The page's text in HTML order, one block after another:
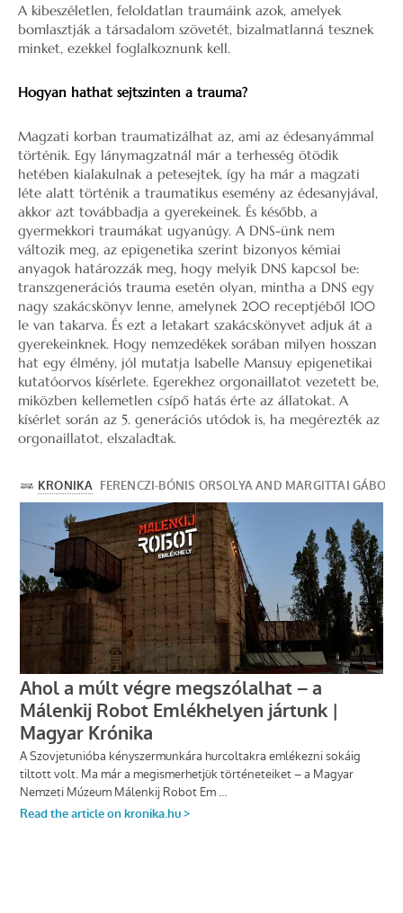
A kibeszéletlen, feloldatlan traumáink azok, amelyek
bomlasztják a társadalom szövetét, bizalmatlanná tesznek
minket, ezekkel foglalkoznunk kell.
Hogyan hathat sejtszinten a trauma?
Magzati korban traumatizálhat az, ami az édesanyámmal
történik. Egy lánymagzatnál már a terhesség ötödik
hetében kialakulnak a petesejtek, így ha már a magzati
léte alatt történik a traumatikus esemény az édesanyjával,
akkor azt továbbadja a gyerekeinek. És később, a
gyermekkori traumákat ugyanúgy. A DNS-ünk nem
változik meg, az epigenetika szerint bizonyos kémiai
anyagok határozzák meg, hogy melyik DNS kapcsol be:
transzgenerációs trauma esetén olyan, mintha a DNS egy
nagy szakácskönyv lenne, amelynek 200 receptjéből 100
le van takarva. És ezt a letakart szakácskönyvet adjuk át a
gyerekeinknek. Hogy nemzedékek sorában milyen hosszan
hat egy élmény, jól mutatja Isabelle Mansuy epigenetikai
kutatóorvos kísérlete. Egerekhez orgonaillatot vezetett be,
miközben kellemetlen csípő hatás érte az állatokat. A
kísérlet során az 5. generációs utódok is, ha megérezték az
orgonaillatot, elszaladtak.